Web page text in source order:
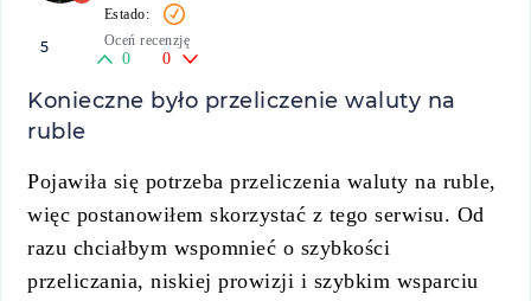
5 Oceń recenzję
0 0
Konieczne było przeliczenie waluty na
ruble
Pojawiła się potrzeba przeliczenia waluty na ruble,
więc postanowiłem skorzystać z tego serwisu. Od
razu chciałbym wspomnieć o szybkości
przeliczania, niskiej prowizji i szybkim wsparciu